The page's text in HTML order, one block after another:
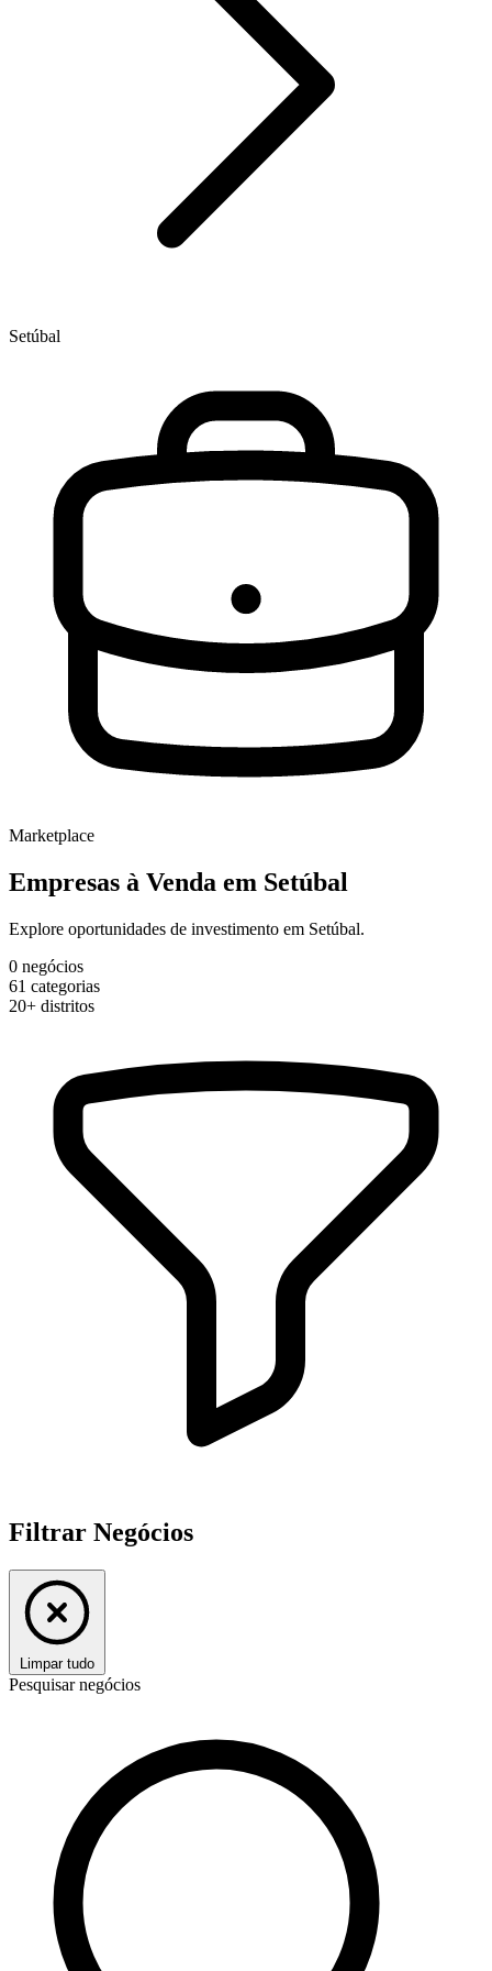
Setúbal
Marketplace
Empresas à Venda em Setúbal
Explore oportunidades de investimento em Setúbal.
0 negócios
61 categorias
20+ distritos
Filtrar Negócios
Limpar tudo
Pesquisar negócios